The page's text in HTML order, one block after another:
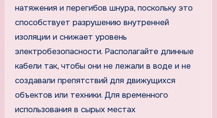
натяжения и перегибов шнура, поскольку это
способствует разрушению внутренней
изоляции и снижает уровень
электробезопасности. Располагайте длинные
кабели так, чтобы они не лежали в воде и не
создавали препятствий для движущихся
объектов или техники. Для временного
использования в сырых местах